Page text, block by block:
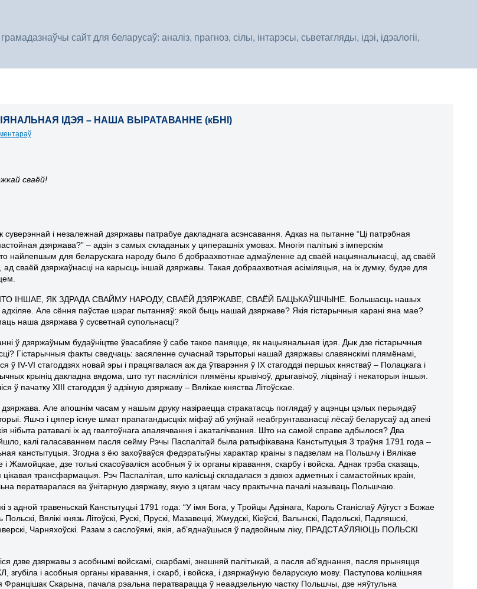
сайт для беларусаў: аналіз, прагноз, сілы, інтарэсы, сьветагляды, ідэі, ідэалогіі,
ІДЭЯ – НАША ВЫРАТАВАННЕ (кБНІ)
сваёй!
суверэннай і незалежнай дзяржавы патрабуе дакладнага асэнсавання. Адказ на пытанне “Ці патрэбная
дзяржава?” – адзін з самых складаных у цяперашніх умовах. Многія палітыкі з імперскім
найлепшым для беларускага народу было б добраахвотнае адмаўленне ад сваёй нацыянальнасці, ад сваёй
сваёй дзяржаўнасці на карысць іншай дзяржавы. Такая добраахвотная асіміляцыя, на іх думку, будзе для
ШТО ІНШАЕ, ЯК ЗДРАДА СВАЙМУ НАРОДУ, СВАЁЙ ДЗЯРЖАВЕ, СВАЁЙ БАЦЬКАЎШЧЫНЕ. Большасць нашых
адхіляе. Але сёння паўстае шэраг пытанняў: якой быць нашай дзяржаве? Якія гістарычныя карані яна мае?
наша дзяржава ў сусветнай супольнасці?
ў дзяржаўным будаўніцтве ўвасабляе ў сабе такое паняцце, як нацыянальная ідэя. Дык дзе гістарычныя
Гістарычныя факты сведчаць: засяленне сучаснай тэрыторыі нашай дзяржавы славянскімі плямёнамі,
ў IV-VI стагоддзях новай эры і працягвалася аж да ўтварэння ў IX стагоддзі першых княстваў – Полацкага і
крыніц дакладна вядома, што тут пасяліліся плямёны крывічоў, дрыгавічоў, ліцвінаў і некаторыя іншыя.
ў пачатку ХІІІ стагоддзя ў адзіную дзяржаву – Вялікае княства Літоўскае.
Але апошнім часам у нашым друку назіраецца стракатасць поглядаў у ацэнцы цэлых перыядаў
Яшчэ і цяпер існуе шмат прапагандысцкіх міфаў аб уяўнай неабгрунтаванасці лёсаў беларусаў ад апекі
нібыта ратавалі іх ад гвалтоўнага апалячвання і акаталічвання. Што на самой справе адбылося? Два
калі галасаваннем пасля сейму Рэчы Паспалітай была ратыфікавана Канстытуцыя 3 траўня 1791 года –
канстытуцыя. Згодна з ёю захоўваўся федэратыўны характар краіны з падзелам на Польшчу і Вялікае
і Жамойцкае, дзе толькі скасоўваліся асобныя ў іх органы кіравання, скарбу і войска. Аднак трэба сказаць,
трансфармацыя. Рэч Паспалітая, што калісьці складалася з дзвюх адметных і самастойных краін,
ператваралася ва ўнітарную дзяржаву, якую з цягам часу практычна пачалі называць Польшчаю.
з адной травеньскай Канстытуцыі 1791 года: “У імя Бога, у Тройцы Адзінага, Кароль Станіслаў Аўгуст з Божае
Польскі, Вялікі князь Літоўскі, Рускі, Прускі, Мазавецкі, Жмудскі, Кіеўскі, Валынскі, Падольскі, Падляшскі,
Чарняхоўскі. Разам з саслоўямі, якія, аб’яднаўшыся ў падвойным ліку, ПРАДСТАЎЛЯЮЦЬ ПОЛЬСКІ
дзве дзяржавы з асобнымі войскамі, скарбамі, знешняй палітыкай, а пасля аб’яднання, пасля прыняцця
згубіла і асобныя органы кіравання, і скарб, і войска, і дзяржаўную беларускую мову. Паступова колішняя
Францішак Скарына, пачала рэальна ператварацца ў неаадзельную частку Польшчы, дзе няўтульна